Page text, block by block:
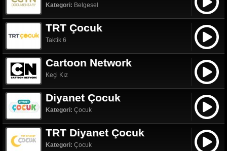
Kategori: Belgesel
TRT Çocuk
Taktik 6
Cartoon Network
Keçi Kız
Diyanet Çocuk
Kategori: Çocuk
TRT Diyanet Çocuk
Kategori: Çocuk